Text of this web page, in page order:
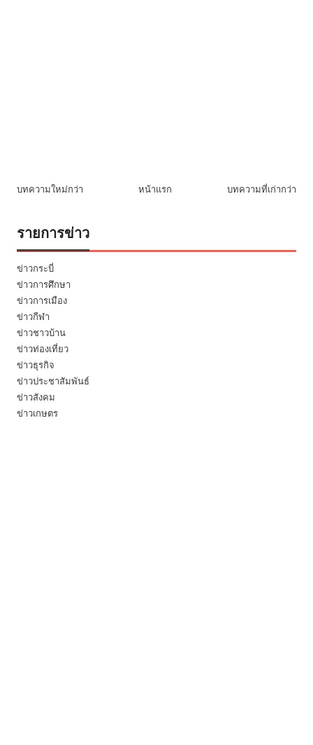
บทความใหม่กว่า บทความที่เก่ากว่า
หน้าแรก
รายการข่าว
ข่าวกระบี่
ข่าวการศึกษา
ข่าวการเมือง
ข่าวกีฬา
ข่าวชาวบ้าน
ข่าวท่องเที่ยว
ข่าวธุรกิจ
ข่าวประชาสัมพันธ์
ข่าวสังคม
ข่าวเกษตร